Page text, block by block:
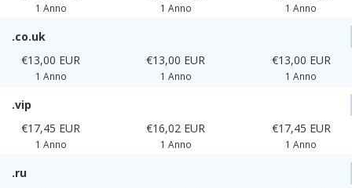
1 Anno 1 Anno 1 Anno
.co.uk
€13,00 EUR
1 Anno
€13,00 EUR
1 Anno
€13,00 EUR
1 Anno
.vip
€17,45 EUR
1 Anno
€16,02 EUR
1 Anno
€17,45 EUR
1 Anno
.ru